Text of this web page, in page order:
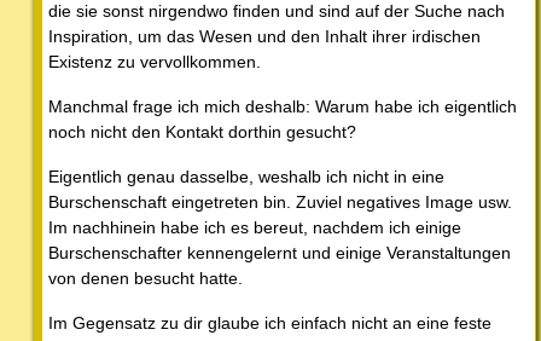
die sie sonst nirgendwo finden und sind auf der Suche nach
Inspiration, um das Wesen und den Inhalt ihrer irdischen
Existenz zu vervollkommen.
Manchmal frage ich mich deshalb: Warum habe ich eigentlich
noch nicht den Kontakt dorthin gesucht?
Eigentlich genau dasselbe, weshalb ich nicht in eine
Burschenschaft eingetreten bin. Zuviel negatives Image usw.
Im nachhinein habe ich es bereut, nachdem ich einige
Burschenschafter kennengelernt und einige Veranstaltungen
von denen besucht hatte.
Im Gegensatz zu dir glaube ich einfach nicht an eine feste